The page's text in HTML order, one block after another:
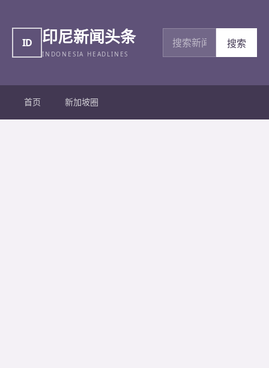
ID 印尼新闻头条
INDONESIA HEADLINES
搜索新闻
搜索
首页 新加坡圈